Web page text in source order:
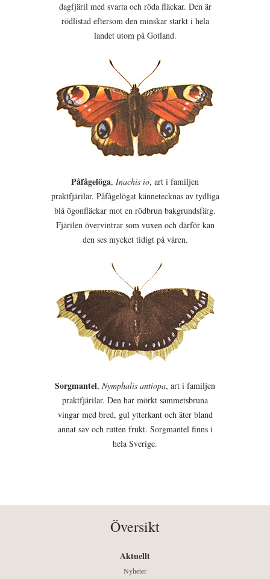
dagfjäril med svarta och röda fläckar. Den är
rödlistad eftersom den minskar starkt i hela
landet utom på Gotland.
Påfågelöga, Inachis io, art i familjen
praktfjärilar. Påfågelögat kännetecknas av tydliga
blå ögonfläckar mot en rödbrun bakgrundsfärg.
Fjärilen övervintrar som vuxen och därför kan
den ses mycket tidigt på våren.
Sorgmantel, Nymphalis antiopa, art i familjen
praktfjärilar. Den har mörkt sammetsbruna
vingar med bred, gul ytterkant och äter bland
annat sav och rutten frukt. Sorgmantel finns i
hela Sverige.
Översikt
Aktuellt
Nyheter